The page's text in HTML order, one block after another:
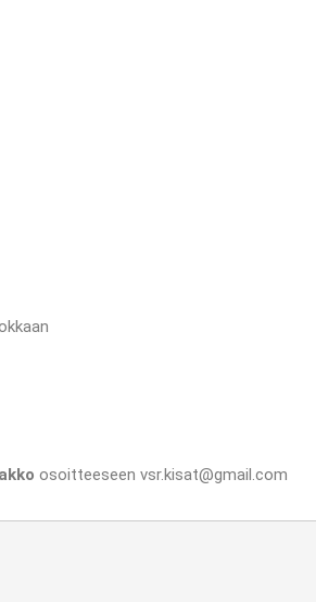
osoitteeseen vsr.kisat@gmail.com